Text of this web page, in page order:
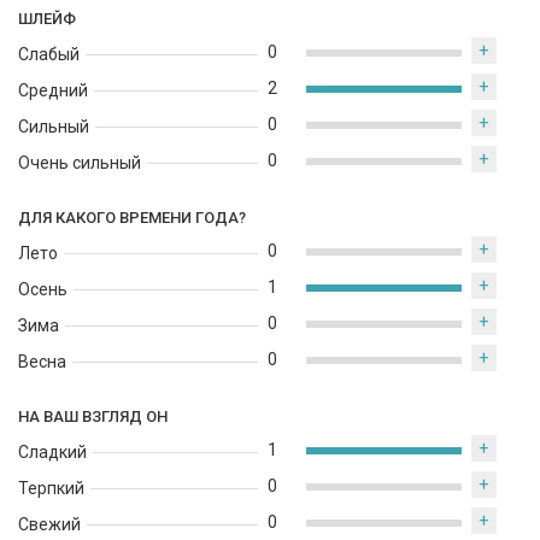
ШЛЕЙФ
Слабый
Средний
Сильный
Очень сильный
0 +
2 +
0 +
0 +
ДЛЯ КАКОГО ВРЕМЕНИ ГОДА?
Лето
Осень
Зима
Весна
0 +
1 +
0 +
0 +
НА ВАШ ВЗГЛЯД ОН
Сладкий
Терпкий
Свежий
1 +
0 +
0 +